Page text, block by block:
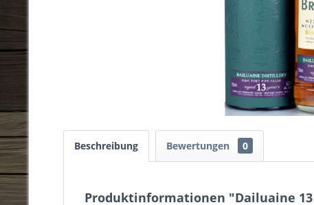
Beschreibung Bewertungen 0
Produktinformationen "Dailuaine 13